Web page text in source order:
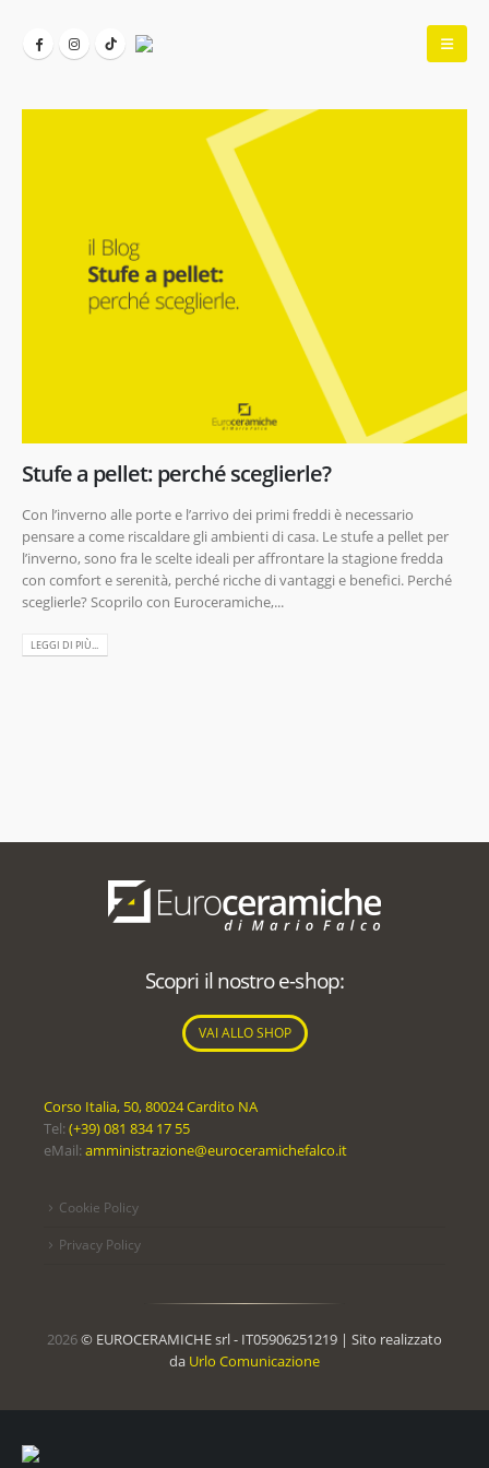
Stufe a pellet: perché sceglierle?
Con l’inverno alle porte e l’arrivo dei primi freddi è necessario
pensare a come riscaldare gli ambienti di casa. Le stufe a pellet per
l’inverno, sono fra le scelte ideali per affrontare la stagione fredda
con comfort e serenità, perché ricche di vantaggi e benefici. Perché
sceglierle? Scoprilo con Euroceramiche,...
LEGGI DI PIÙ...
Scopri il nostro e-shop:
VAI ALLO SHOP
Corso Italia, 50, 80024 Cardito NA
Tel: (+39) 081 834 17 55
eMail: amministrazione@euroceramichefalco.it
Cookie Policy
Privacy Policy
2026© EUROCERAMICHE srl - IT05906251219 | Sito realizzato
da Urlo Comunicazione